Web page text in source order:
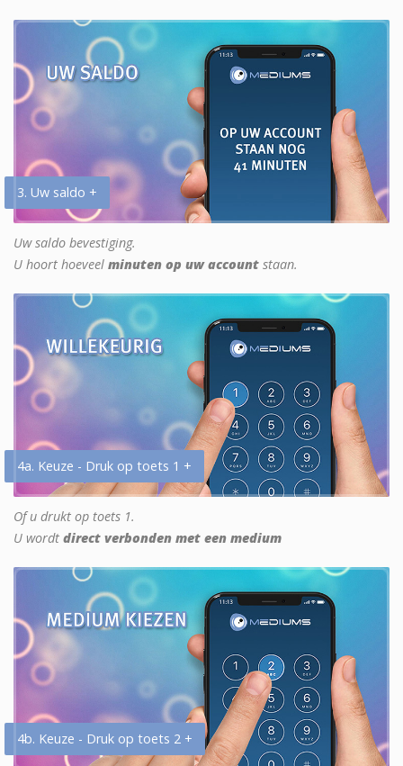
3. Uw saldo +
Uw saldo bevestiging.
U hoort hoeveel minuten op uw account staan.
4a. Keuze - Druk op toets 1 +
Of u drukt op toets 1.
U wordt direct verbonden met een medium
4b. Keuze - Druk op toets 2 +